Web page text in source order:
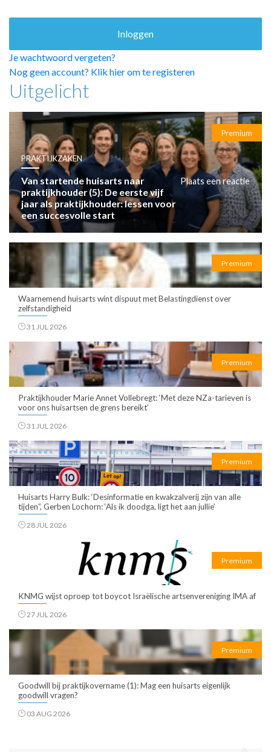
PRAKTIJKZAKEN
TARIEVEN
VPHUISARTSEN
MEDISCHE VAKHANDEL
INLOGGEN
REGISTRATIE
Je wachtwoord vergeten?
Nog geen account? Klik hier om te registeren
Uitgelicht
Premium
PRAKTIJKZAKEN
Van startende huisarts naar
praktijkhouder (5): De eerste vijf
jaar als praktijkhouder: lessen voor
een succesvolle start
Plaats een reactie
Premium
Waarnemend huisarts wint dispuut met Belastingdienst over
zelfstandigheid
31 JUL 2026
Premium
Praktijkhouder Marie Annet Vollebregt: ‘Met deze NZa-tarieven is
voor ons huisartsen de grens bereikt’
31 JUL 2026
Premium
Huisarts Harry Bulk: ‘Desinformatie en kwakzalverij zijn van alle
tijden”, Gerben Lochorn: ‘Als ik doodga, ligt het aan jullie’
28 JUL 2026
Premium
KNMG wijst oproep tot boycot Israëlische artsenvereniging IMA af
27 JUL 2026
Premium
Goodwill bij praktijkovername (1): Mag een huisarts eigenlijk
goodwill vragen?
03 AUG 2026